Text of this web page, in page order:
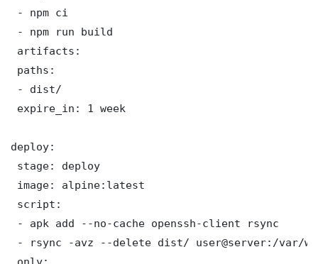
- npm ci
- npm run build
artifacts:
paths:
- dist/
expire_in: 1 week
deploy:
stage: deploy
image: alpine:latest
script:
- apk add --no-cache openssh-client rsync
- rsync -avz --delete dist/ user@server:/var/
only: